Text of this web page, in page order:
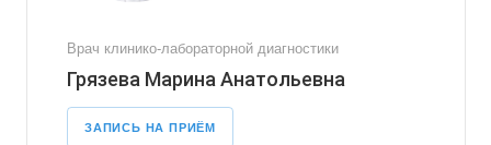
Врач клинико-лабораторной диагностики
Грязева Марина Анатольевна
ЗАПИСЬ НА ПРИЁМ